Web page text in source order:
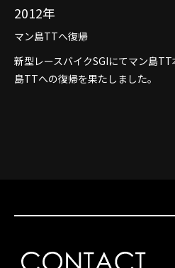
2012年
マン島TTへ復帰
新型レースバイクSGIにてマン島
島TTへの復帰を果たしました。